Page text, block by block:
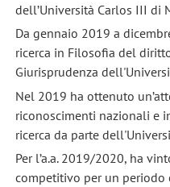
dell’Università Carlos III di
Da gennaio 2019 a
ricerca in Filosofia del
Giurisprudenza
Nel 2019 ha ottenuto
riconoscimenti nazionali e
ricerca da parte
Per l’a.a. 2019/2020, ha
competitivo per un periodo